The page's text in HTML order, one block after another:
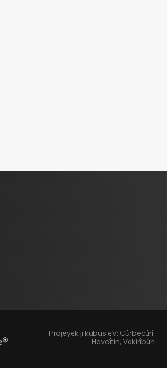
Projeyek ji kubus eV: Cûrbecûrî,
Hevdîtin, Vekirîbûn